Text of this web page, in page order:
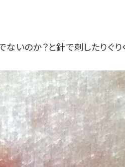
いのか？と針で刺したりぐり